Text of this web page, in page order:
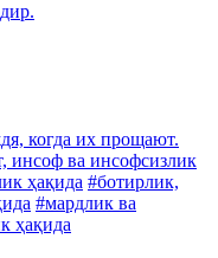
когда их прощают.
инсоф ва инсофсизлик
ҳақида #ботирлик,
#мардлик ва
ҳақида